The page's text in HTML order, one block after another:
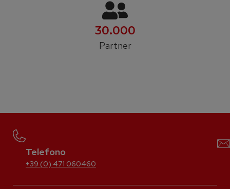
30.000
Partner
Telefono
+39 (0) 471 060460